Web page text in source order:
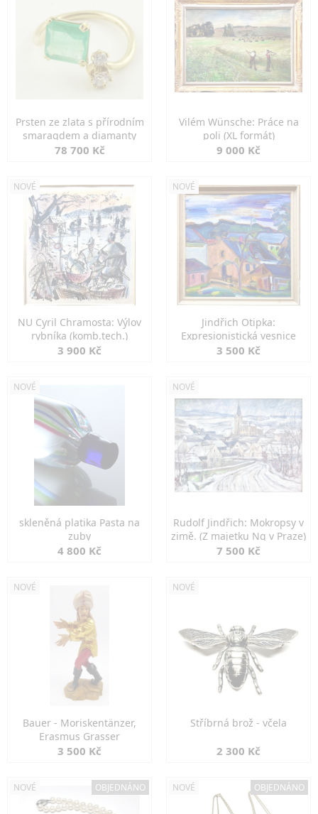
Prsten ze zlata s přírodním
smaragdem a diamanty
78 700 Kč
Vilém Wünsche: Práce na
poli (XL formát)
9 000 Kč
NOVÉ
NU Cyril Chramosta: Výlov
rybníka (komb.tech.)
3 900 Kč
NOVÉ
Jindřich Otipka:
Expresionistická vesnice
3 500 Kč
NOVÉ
skleněná platika Pasta na
zuby
4 800 Kč
NOVÉ
Rudolf Jindřich: Mokropsy v
zimě. (Z majetku Ng v Praze)
7 500 Kč
NOVÉ
Bauer - Moriskentänzer,
Erasmus Grasser
3 500 Kč
NOVÉ
Stříbrná brož - včela
2 300 Kč
NOVÉ OBJEDNÁNO NOVÉ OBJEDNÁNO